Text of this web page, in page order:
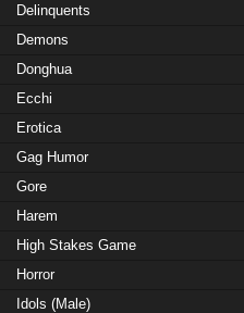
Delinquents
Demons
Donghua
Ecchi
Erotica
Gag Humor
Gore
Harem
High Stakes Game
Horror
Idols (Male)